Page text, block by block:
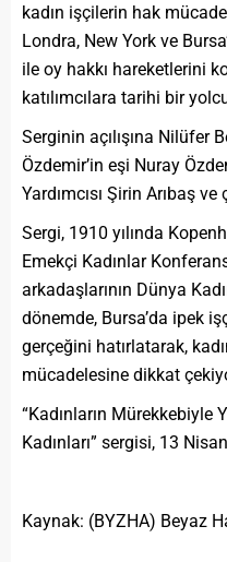
kadın işçilerin hak
Londra, New York ve
ile oy hakkı hareketlerini
katılımcılara tarihi bir
Serginin açılışına Nilüfer
Özdemir’in eşi Nuray
Yardımcısı Şirin Arıbaş ve
Sergi, 1910 yılında
Emekçi Kadınlar
arkadaşlarının Dünya
dönemde, Bursa’da ipek
gerçeğini hatırlatarak,
mücadelesine dikkat
“Kadınların Mürekkebiyle
Kadınları” sergisi, 13
Kaynak: (BYZHA) Beyaz